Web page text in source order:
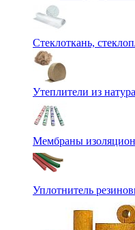
Стеклоткань,
Утеплители из
Мембраны
Уплотнитель